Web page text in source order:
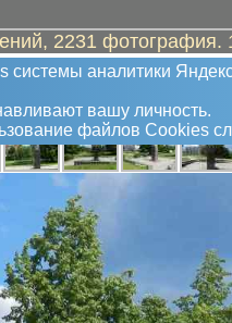
2231
аналитики
вашу личность.
файлов Сookies
Маршал